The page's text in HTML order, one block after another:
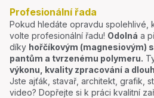
Profesionální řada
Pokud hledáte opravdu spolehlivé,
volte profesionální řadu! Odolná a
díky hořčíkovým (magnesiovým)
pantům a tvrzenému polymeru.
výkonu, kvality zpracování a
Jste ajťák, stavař, architekt, grafik,
video? Dopřejte si k práci kvalitní